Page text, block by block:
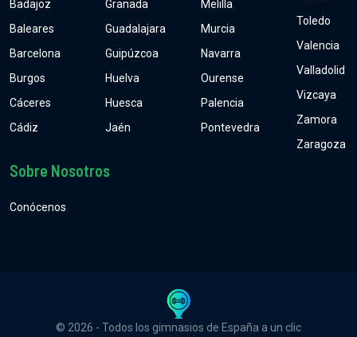
Badajoz
Baleares
Barcelona
Burgos
Cáceres
Cádiz
Granada
Guadalajara
Guipúzcoa
Huelva
Huesca
Jaén
Melilla
Murcia
Navarra
Ourense
Palencia
Pontevedra
Toledo
Valencia
Valladolid
Vizcaya
Zamora
Zaragoza
Sobre Nosotros
Conócenos
© 2026 - Todos los gimnasios de España a un clic